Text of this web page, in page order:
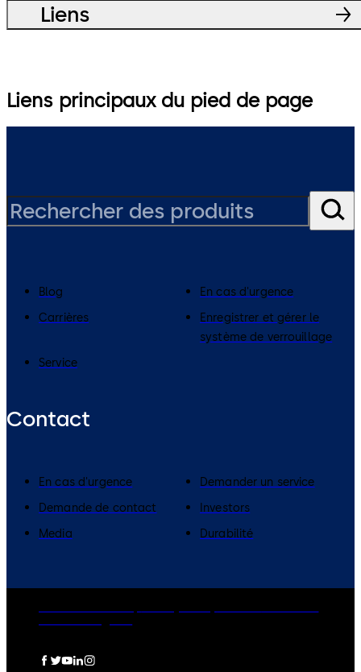
Liens
Liens principaux du pied de page
Blog
En cas d'urgence
Carrières
Enregistrer et gérer le
système de verrouillage
Service
Contact
En cas d'urgence
Demander un service
Demande de contact
Investors
Media
Durabilité